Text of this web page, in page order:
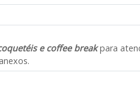
e coffee breakpara